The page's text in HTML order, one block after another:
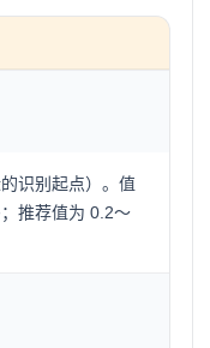
识别起点）。值
推荐值为 0.2～